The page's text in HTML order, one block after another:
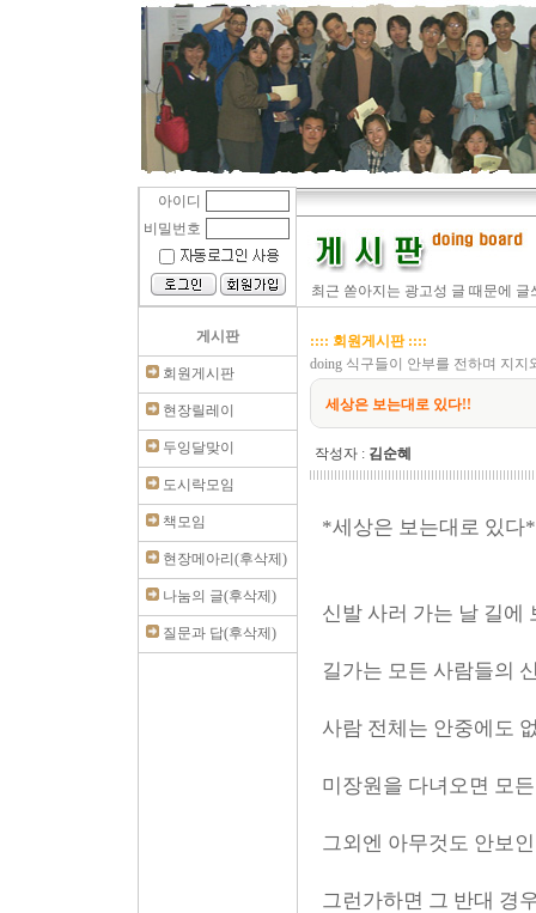
아이디
비밀번호
최근 쏟아지는 광고성 글 때문에 글
게시판
회원게시판
현장릴레이
두잉달맞이
도시락모임
책모임
현장메아리(후삭제)
나눔의 글(후삭제)
질문과 답(후삭제)
:::: 회원게시판 ::::
doing 식구들이 안부를 전하며 지
세상은 보는대로 있다!!
작성자 : 김순혜
*세상은 보는대로 있다*
신발 사러 가는 날 길에
길가는 모든 사람들의
사람 전체는 안중에도
미장원을 다녀오면 모
그외엔 아무것도 안보
그런가하면 그 반대 경